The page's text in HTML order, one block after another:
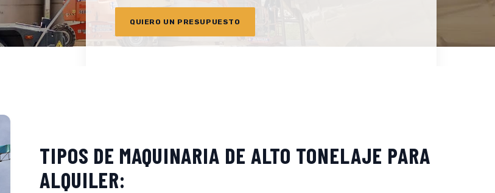
QUIERO UN PRESUPUESTO
TIPOS DE MAQUINARIA DE ALTO TONELAJE PARA
ALQUILER: